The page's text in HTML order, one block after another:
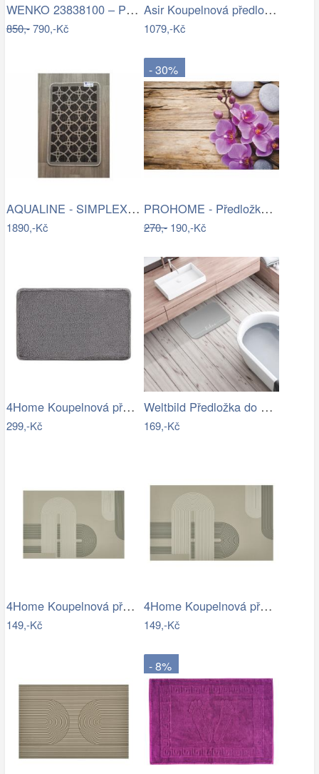
WENKO 23838100 – Předložka 40x60 cm…
850,-790,-Kč
Asir Koupelnová předložka Terrier, Ø…
1079,-Kč
AQUALINE - SIMPLEX ECO skříňka za…
1890,-Kč
- 30%
PROHOME - Předložka koupelnová 45x70cm…
270,-190,-Kč
4Home Koupelnová předložka Comfort, 40…
299,-Kč
Weltbild Předložka do koupelny Relax,…
169,-Kč
4Home Koupelnová předložka Abstract, 40…
149,-Kč
4Home Koupelnová předložka Abstract, 50…
149,-Kč
- 8%